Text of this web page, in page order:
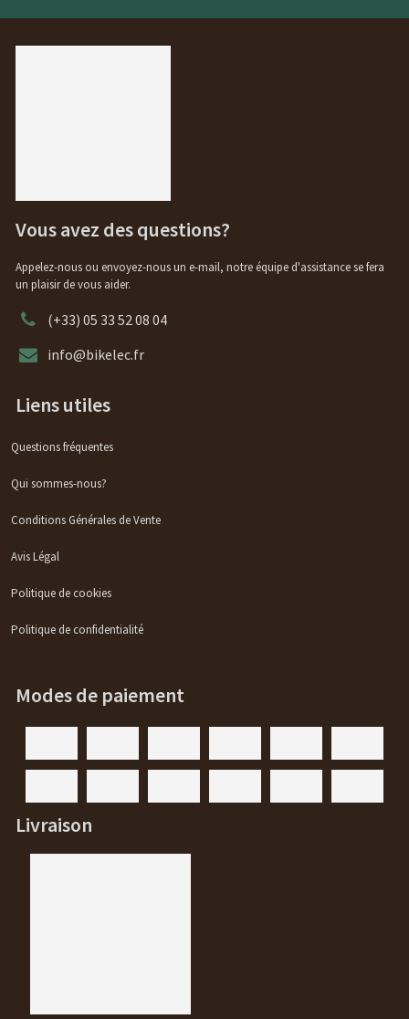
Vous avez des questions?
Appelez-nous ou envoyez-nous un e-mail, notre équipe d'assistance se fera
un plaisir de vous aider.
(+33) 05 33 52 08 04
info@bikelec.fr
Liens utiles
Questions fréquentes
Qui sommes-nous?
Conditions Générales de Vente
Avis Légal
Politique de cookies
Politique de confidentialité
Modes de paiement
Livraison